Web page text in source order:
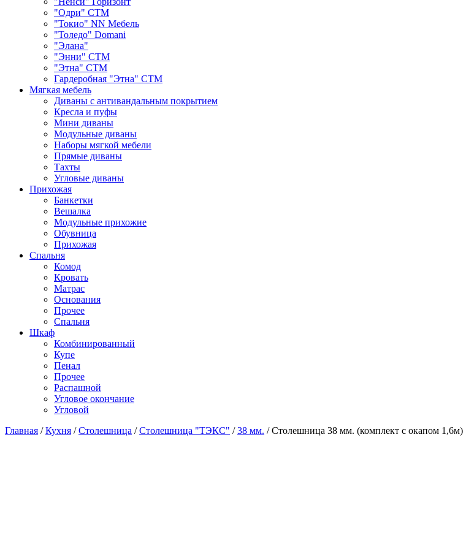
"Одри" СТМ
"Токио" NN Мебель
"Толедо" Domani
"Элана"
"Энни" СТМ
"Этна" СТМ
Гардеробная "Этна" СТМ
Мягкая мебель
Диваны с антивандальным покрытием
Кресла и пуфы
Мини диваны
Модульные диваны
Наборы мягкой мебели
Прямые диваны
Тахты
Угловые диваны
Прихожая
Банкетки
Вешалка
Модульные прихожие
Обувница
Прихожая
Спальня
Комод
Кровать
Матраc
Основания
Прочее
Спальня
Шкаф
Комбинированный
Купе
Пенал
Прочее
Распашной
Угловое окончание
Угловой
Главная /Кухня /Столешница /Столешница "ТЭКС" /38 мм. /Столешница 38 мм. (комплект с окапом 1,6м)